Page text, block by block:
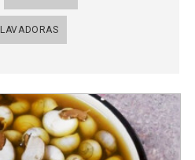
LAVADORAS